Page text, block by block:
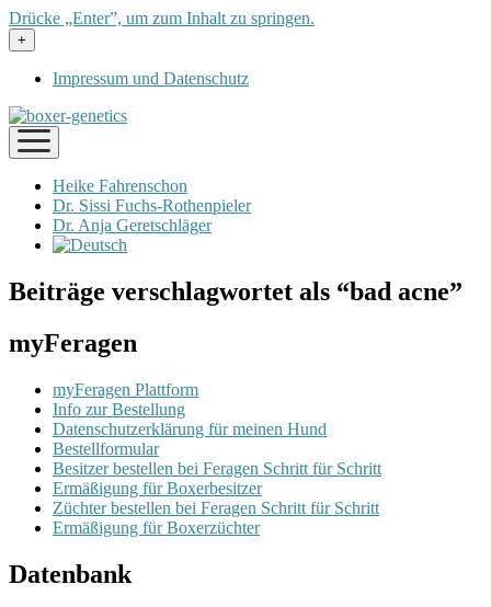
Drücke „Enter”, um zum Inhalt zu springen.
Menü
öffnen
+
Impressum und Datenschutz
Menü
öffnen
Heike Fahrenschon
Dr. Sissi Fuchs-Rothenpieler
Dr. Anja Geretschläger
Beiträge verschlagwortet als “bad acne”
myFeragen
myFeragen Plattform
Info zur Bestellung
Datenschutzerklärung für meinen Hund
Bestellformular
Besitzer bestellen bei Feragen Schritt für Schritt
Ermäßigung für Boxerbesitzer
Züchter bestellen bei Feragen Schritt für Schritt
Ermäßigung für Boxerzüchter
Datenbank